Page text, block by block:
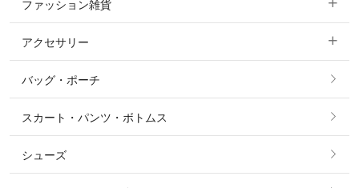
ニット・セーター
シャツ・ブラウス・ワンピース
ショージャケット
ショーシャツ
ファッション雑貨
すべてのファッション雑貨
ソックス
ベルト
アクセサリー
すべてのアクセサリー
リング
ピアス・イヤリング
バッグ・ポーチ
スカート・パンツ・ボトムス
シューズ